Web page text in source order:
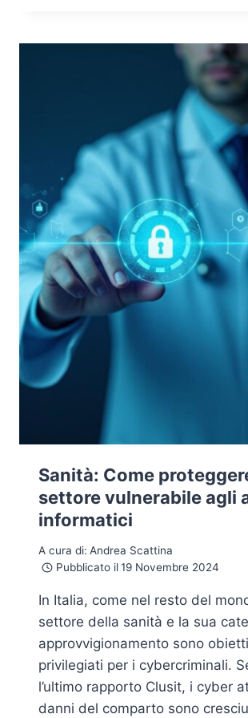
SICUREZZA,
EUROPEO
Sanità: Come
settore vulnerabile agli
informatici
A cura di: Andrea Scattina
Pubblicato il 19 Novembre 2024
In Italia, come nel resto del
settore della sanità e la sua
approvvigionamento sono
privilegiati per i cybercriminali.
l’ultimo rapporto Clusit, i cyber
danni del comparto sono